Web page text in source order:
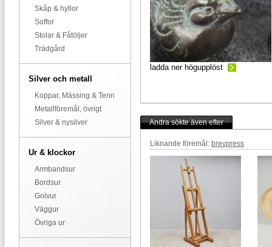
Skåp & hyllor
Soffor
Stolar & Fåtöljer
Trädgård
Silver och metall
Koppar, Mässing & Tenn
Metallföremål, övrigt
Silver & nysilver
Ur & klockor
Armbandsur
Bordsur
Golvur
Väggur
Övriga ur
ladda ner högupplöst
Andra sökte även efter
Liknande föremål: brevpress